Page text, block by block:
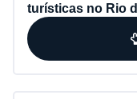
turísticas no Rio